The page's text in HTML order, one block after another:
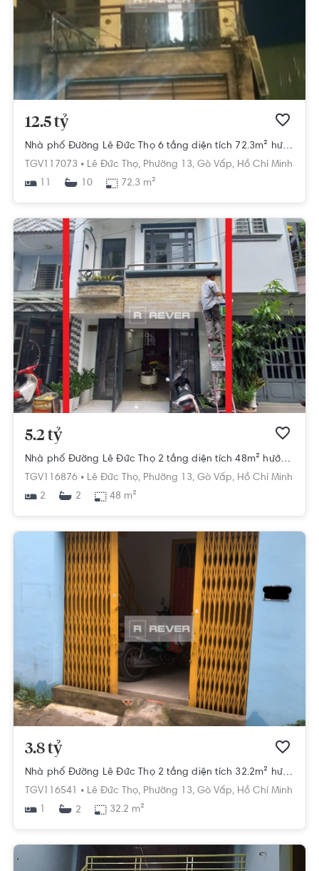
12.5 tỷ
Nhà phố Đường Lê Đức Thọ 6 tầng diện tích 72.3m² hướng đông bắc pháp lý sổ hồng.
TGV117073 • Lê Đức Thọ, Phường 13, Gò Vấp, Hồ Chí Minh
10 72.3 m²
5.2 tỷ
Nhà phố Đường Lê Đức Thọ 2 tầng diện tích 48m² hướng đông nam pháp lý sổ hồng.
TGV116876 • Lê Đức Thọ, Phường 13, Gò Vấp, Hồ Chí Minh
2
2 48 m²
3.8 tỷ
Nhà phố Đường Lê Đức Thọ 2 tầng diện tích 32.2m² hướng tây nam pháp lý sổ hồng
TGV116541 • Lê Đức Thọ, Phường 13, Gò Vấp, Hồ Chí Minh
1
2 32.2 m²